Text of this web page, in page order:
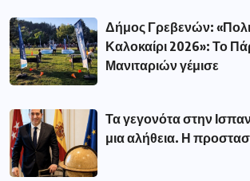
Δήμος Γρεβενών:
Καλοκαίρι 2026»: Το
Μανιταριών γέμισε
Τα γεγονότα στην
μια αλήθεια. Η